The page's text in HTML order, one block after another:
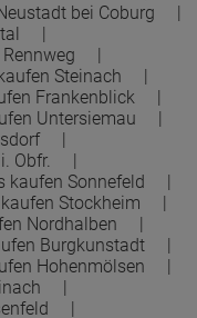
bei Coburg
Steinach
Frankenblick
Untersiemau
Obfr.
kaufen Sonnefeld
Stockheim
Nordhalben
Burgkunstadt
Hohenmölsen